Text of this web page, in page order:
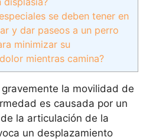
se deben tener en
y dar paseos a un perro
minimizar su
mientras camina?
la movilidad de
es causada por un
la articulación de la
un desplazamiento